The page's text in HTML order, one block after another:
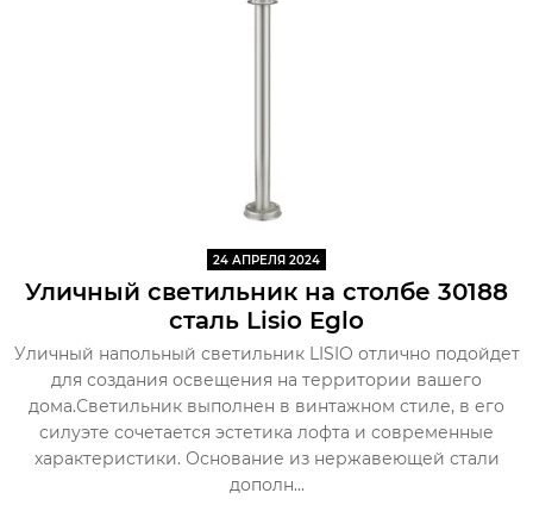
24 АПРЕЛЯ 2024
Уличный светильник на столбе 30188
сталь Lisio Eglo
Уличный напольный светильник LISIO отлично подойдет
для создания освещения на территории вашего
дома.Светильник выполнен в винтажном стиле, в его
силуэте сочетается эстетика лофта и современные
характеристики. Основание из нержавеющей стали
дополн...